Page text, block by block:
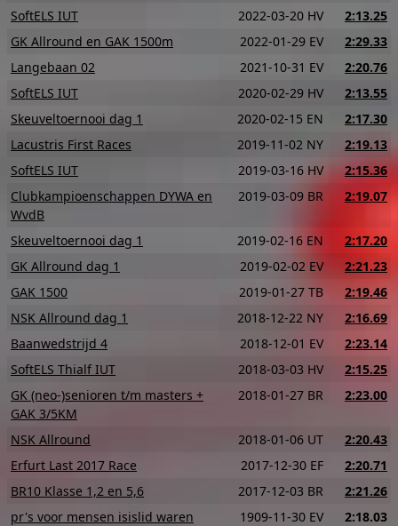
SoftELS IUT
2022-03-20 HV 2:13.25
GK Allround en GAK 1500m
2022-01-29 EV 2:29.33
Langebaan 02
2021-10-31 EV 2:20.76
SoftELS IUT
2020-02-29 HV 2:13.55
Skeuveltoernooi dag 1
2020-02-15 EN 2:17.30
Lacustris First Races
2019-11-02 NY 2:19.13
SoftELS IUT
2019-03-16 HV 2:15.36
Clubkampioenschappen DYWA en
WvdB
2019-03-09 BR 2:19.07
Skeuveltoernooi dag 1 2019-02-16 EN 2:17.20
GK Allround dag 1
2019-02-02 EV 2:21.23
GAK 1500
2019-01-27 TB 2:19.46
NSK Allround dag 1
2018-12-22 NY 2:16.69
Baanwedstrijd 4
2018-12-01 EV 2:23.14
SoftELS Thialf IUT
2018-03-03 HV 2:15.25
GK (neo-)senioren t/m masters +
GAK 3/5KM
2018-01-27 BR 2:23.00
NSK Allround 2018-01-06 UT 2:20.43
Erfurt Last 2017 Race
2017-12-30 EF 2:20.71
BR10 Klasse 1,2 en 5,6
2017-12-03 BR 2:21.26
pr's voor mensen isislid waren
1909-11-30 EV 2:18.03